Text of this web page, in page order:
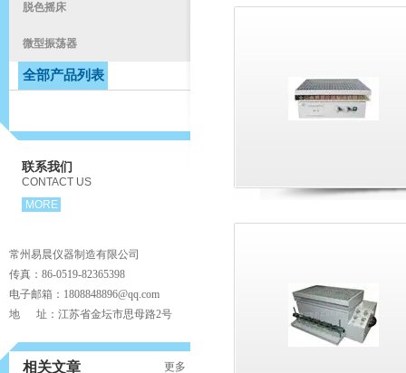
页
脱色摇床
微型振荡器
全部产品列表
联系我们
CONTACT US
MORE
常州易晨仪器制造有限公司
传真：86-0519-82365398
电子邮箱：1808848896@qq.com
地 址：江苏省金坛市思母路2号
更多
相关文章